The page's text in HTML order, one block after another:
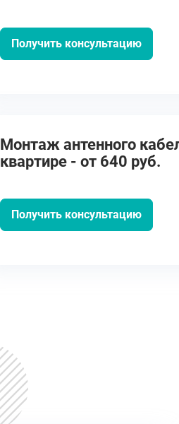
Получить консультацию
Монтаж антенного
квартире - от 640 руб.
Получить консультацию